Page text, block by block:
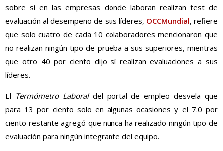
sobre si en las empresas donde laboran realizan test de
evaluación al desempeño de sus líderes, OCCMundial, refiere
que solo cuatro de cada 10 colaboradores mencionaron que
no realizan ningún tipo de prueba a sus superiores, mientras
que otro 40 por ciento dijo sí realizan evaluaciones a sus
líderes.
El Termómetro Laboraldel portal de empleo desvela que
para 13 por ciento solo en algunas ocasiones y el 7.0 por
ciento restante agregó que nunca ha realizado ningún tipo de
evaluación para ningún integrante del equipo.